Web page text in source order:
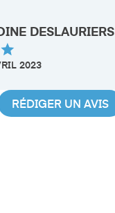
DESLAURIERS
2023
RÉDIGER UN AVIS